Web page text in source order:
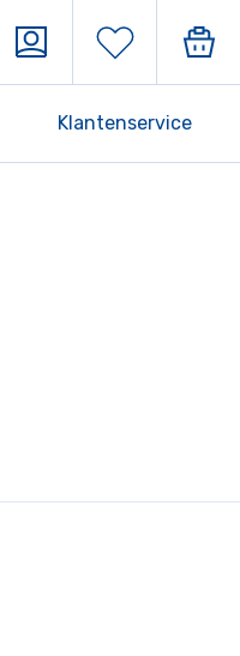
Klantenservice